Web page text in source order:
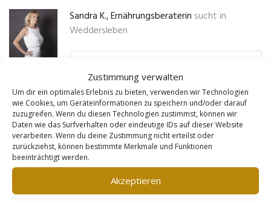
Zustimmung verwalten
Um dir ein optimales Erlebnis zu bieten, verwenden wir Technologien
wie Cookies, um Geräteinformationen zu speichern und/oder darauf
zuzugreifen. Wenn du diesen Technologien zustimmst, können wir
Daten wie das Surfverhalten oder eindeutige IDs auf dieser Website
verarbeiten. Wenn du deine Zustimmung nicht erteilst oder
zurückziehst, können bestimmte Merkmale und Funktionen
beeinträchtigt werden.
Akzeptieren
Sandra K., Ernährungsberaterin sucht in
Weddersleben
immer schwierig, online Klienten
zu gewinnen. Dank Goldleads
habe ich jetzt eine professionelle
Webseite, die auf alle meine
Leistungen zugeschnitten ist. Die
Seite wird in Suchmaschinen
super gefunden, und ich